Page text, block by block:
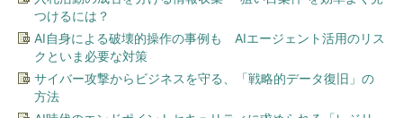
つけるには？
AI自身による破壊的操作の事例も AIエージェント活用のリス
クといま必要な対策
サイバー攻撃からビジネスを守る、「戦略的データ復旧」の
方法